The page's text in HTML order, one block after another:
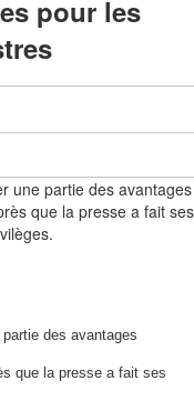
pour les
des avantages
que la presse a fait ses